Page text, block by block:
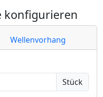
konfigurieren
Wellenvorhang
Stück